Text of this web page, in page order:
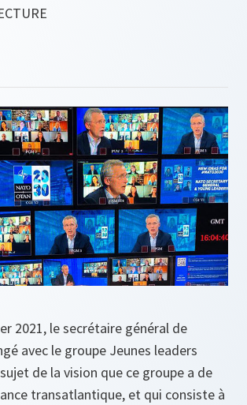
2021, le secrétaire général de
avec le groupe Jeunes leaders
de la vision que ce groupe a de
transatlantique, et qui consiste à